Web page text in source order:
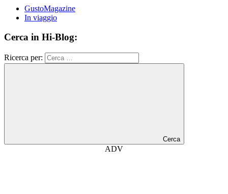
GustoMagazine
In viaggio
Cerca in Hi-Blog:
Ricerca per:
Cerca
ADV